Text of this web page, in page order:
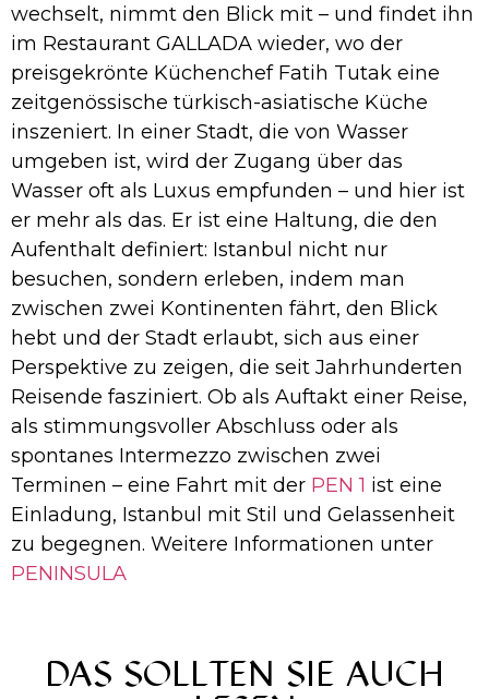
wechselt, nimmt den Blick mit – und findet ihn
im Restaurant GALLADA wieder, wo der
preisgekrönte Küchenchef Fatih Tutak eine
zeitgenössische türkisch-asiatische Küche
inszeniert. In einer Stadt, die von Wasser
umgeben ist, wird der Zugang über das
Wasser oft als Luxus empfunden – und hier ist
er mehr als das. Er ist eine Haltung, die den
Aufenthalt definiert: Istanbul nicht nur
besuchen, sondern erleben, indem man
zwischen zwei Kontinenten fährt, den Blick
hebt und der Stadt erlaubt, sich aus einer
Perspektive zu zeigen, die seit Jahrhunderten
Reisende fasziniert. Ob als Auftakt einer Reise,
als stimmungsvoller Abschluss oder als
spontanes Intermezzo zwischen zwei
Terminen – eine Fahrt mit der PEN 1 ist eine
Einladung, Istanbul mit Stil und Gelassenheit
zu begegnen. Weitere Informationen unter
PENINSULA
DAS SOLLTEN SIE AUCH